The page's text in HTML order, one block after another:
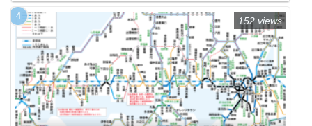
152 views